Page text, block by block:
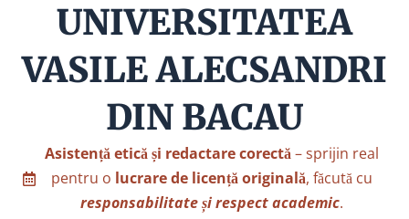
UNIVERSITATEA
VASILE ALECSANDRI
DIN BACAU
Asistență etică și redactare corectă– sprijin real
pentru o lucrare de licență originală, făcută cu
responsabilitate și respect academic.